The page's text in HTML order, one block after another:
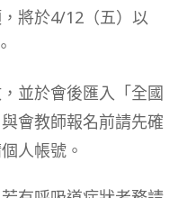
將於4/12（五）以
並於會後匯入「全國
會教師報名前請先確
人帳號。